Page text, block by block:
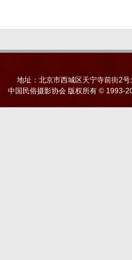
地址：北京市西城区天宁寺前街2
中国民俗摄影协会 版权所有 © 1993-